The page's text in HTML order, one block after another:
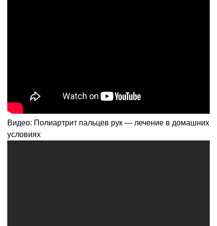
Видео: Полиартрит пальцев рук — лечение в домашних
условиях